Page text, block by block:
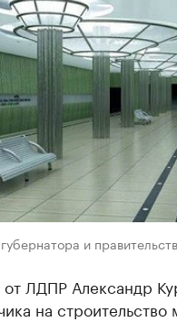
и
ЛДПР Александр
на